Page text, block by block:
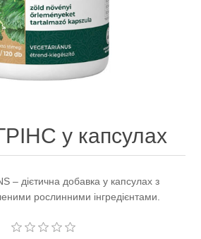
у капсулах
– дієтична добавка у капсулах з
рослинними інгредієнтами.